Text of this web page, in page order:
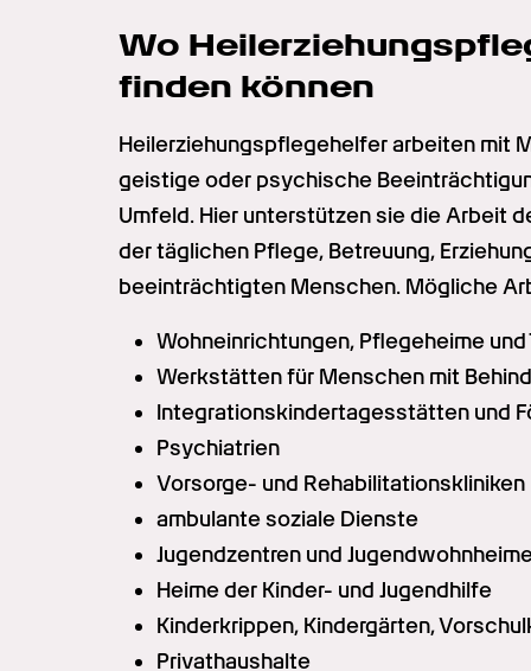
Wo
finden können
Heilerziehungspflegehelfer arbeiten mit
geistige oder psychische
Umfeld. Hier unterstützen sie die Arbeit
der täglichen Pflege, Betreuung,
beeinträchtigten Menschen. Mögliche
Wohneinrichtungen, Pflegeheime
Werkstätten für Menschen mit
Integrationskindertagesstätten und
Psychiatrien
Vorsorge- und Rehabilitationskliniken
ambulante soziale Dienste
Jugendzentren und
Heime der Kinder- und Jugendhilfe
Kinderkrippen, Kindergärten,
Privathaushalte